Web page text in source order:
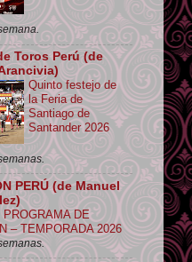
Toros Perú (de
Quinto festejo de
la Feria de
Santiago de
Santander 2026
PERÚ (de Manuel
DE
– TEMPORADA 2026